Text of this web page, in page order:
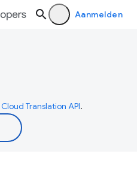
Aanmelden
Cloud Translation API.